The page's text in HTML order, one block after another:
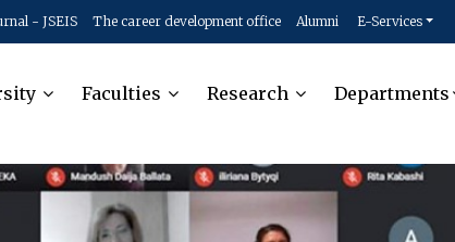
- JSEIS The career development office Alumni E-Services
Faculties Research Departments